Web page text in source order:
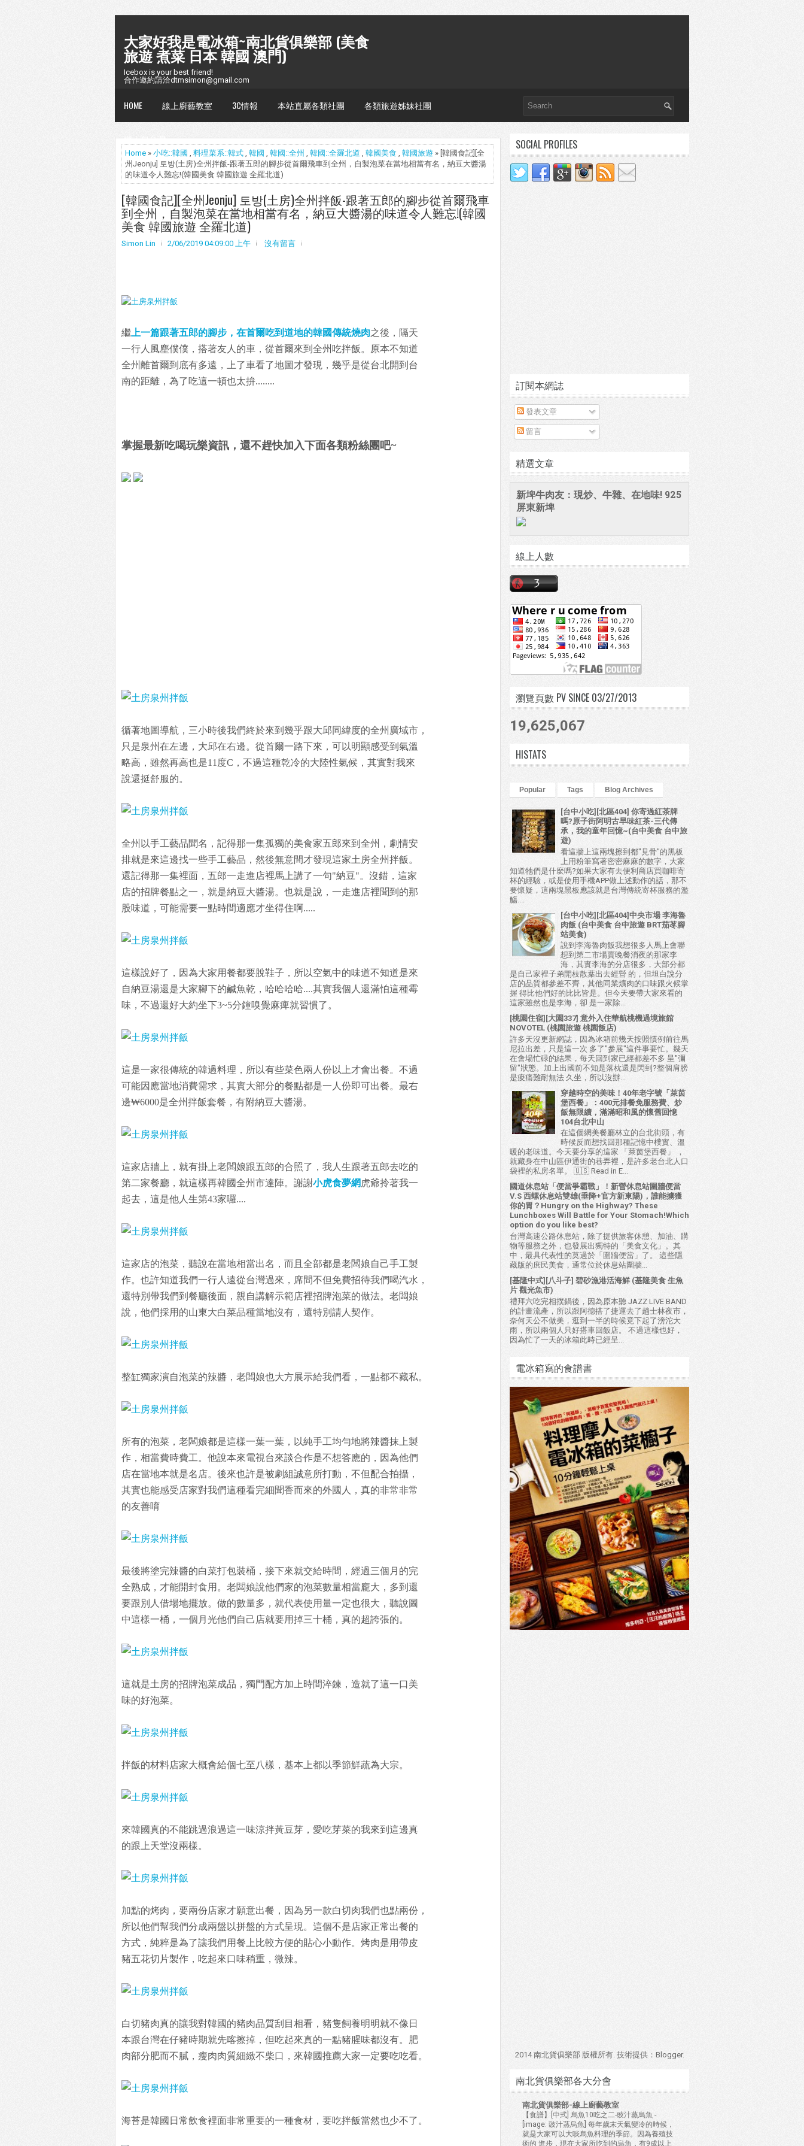
大家好我是電冰箱~南北貨俱樂部 (美食
旅遊 煮菜 日本 韓國 澳門)
Icebox is your best friend!
合作邀約請洽dtmsimon@gmail.com
HOME 線上廚藝教室 3C情報 本站直屬各類社團 各類旅遊姊妹社團
懶人包台灣
Home » 小吃::韓國 , 料理菜系::韓式 , 韓國 , 韓國::全州 , 韓國::全羅北道 , 韓國美食 , 韓國旅遊 » [韓國食記][全
州Jeonju] 토방(土房)全州拌飯-跟著五郎的腳步從首爾飛車到全州，自製泡菜在當地相當有名，納豆大醬湯
的味道令人難忘!(韓國美食 韓國旅遊 全羅北道)
[韓國食記][全州Jeonju] 토방(土房)全州拌飯-跟著五郎的腳步從首爾飛車
到全州，自製泡菜在當地相當有名，納豆大醬湯的味道令人難忘!(韓國
美食 韓國旅遊 全羅北道)
Simon Lin 2/06/2019 04:09:00 上午 沒有留言
繼 上一篇跟著五郎的腳步，在首爾吃到道地的韓國傳統燒肉之後，隔天
一行人風塵僕僕，搭著友人的車，從首爾來到全州吃拌飯。原本不知道
全州離首爾到底有多遠，上了車看了地圖才發現，幾乎是從台北開到台
南的距離，為了吃這一頓也太拚........
掌握最新吃喝玩樂資訊，還不趕快加入下面各類粉絲團吧~
循著地圖導航，三小時後我們終於來到幾乎跟大邱同緯度的全州廣域市，
只是泉州在左邊，大邱在右邊。從首爾一路下來，可以明顯感受到氣溫
略高，雖然再高也是11度C，不過這種乾冷的大陸性氣候，其實對我來
說還挺舒服的。
全州以手工藝品聞名，記得那一集孤獨的美食家五郎來到全州，劇情安
排就是來這邊找一些手工藝品，然後無意間才發現這家土房全州拌飯。
還記得那一集裡面，五郎一走進店裡馬上講了一句"納豆"。沒錯，這家
店的招牌餐點之一，就是納豆大醬湯。也就是說，一走進店裡聞到的那
股味道，可能需要一點時間適應才坐得住啊.....
這樣說好了，因為大家用餐都要脫鞋子，所以空氣中的味道不知道是來
自納豆湯還是大家腳下的鹹魚乾，哈哈哈哈....其實我個人還滿怕這種霉
味，不過還好大約坐下3~5分鐘嗅覺麻痺就習慣了。
這是一家很傳統的韓過料理，所以有些菜色兩人份以上才會出餐。不過
可能因應當地消費需求，其實大部分的餐點都是一人份即可出餐。最右
邊₩6000是全州拌飯套餐，有附納豆大醬湯。
這家店牆上，就有掛上老闆娘跟五郎的合照了，我人生跟著五郎去吃的
第二家餐廳，就這樣再韓國全州市達陣。謝謝小虎食夢網 虎爺拎著我一
起去，這是他人生第43家囉....
這家店的泡菜，聽說在當地相當出名，而且全部都是老闆娘自己手工製
作。也許知道我們一行人遠從台灣過來，席間不但免費招待我們喝汽水，
還特別帶我們到餐廳後面，親自講解示範店裡招牌泡菜的做法。老闆娘
說，他們採用的山東大白菜品種當地沒有，還特別請人契作。
整缸獨家演自泡菜的辣醬，老闆娘也大方展示給我們看，一點都不藏私。
所有的泡菜，老闆娘都是這樣一葉一葉，以純手工均勻地將辣醬抹上製
作，相當費時費工。他說本來電視台來談合作是不想答應的，因為他們
店在當地本就是名店。後來也許是被劇組誠意所打動，不但配合拍攝，
其實也能感受店家對我們這種看完細聞香而來的外國人，真的非常非常
的友善唷
最後將塗完辣醬的白菜打包裝桶，接下來就交給時間，經過三個月的完
全熟成，才能開封食用。老闆娘說他們家的泡菜數量相當龐大，多到還
要跟別人借場地擺放。做的數量多，就代表使用量一定也很大，聽說圖
中這樣一桶，一個月光他們自己店就要用掉三十桶，真的超誇張的。
這就是土房的招牌泡菜成品，獨門配方加上時間淬鍊，造就了這一口美
味的好泡菜。
拌飯的材料店家大概會給個七至八樣，基本上都以季節鮮蔬為大宗。
來韓國真的不能跳過浪過這一味涼拌黃豆芽，愛吃芽菜的我來到這邊真
的跟上天堂沒兩樣。
加點的烤肉，要兩份店家才願意出餐，因為另一款白切肉我們也點兩份，
所以他們幫我們分成兩盤以拼盤的方式呈現。這個不是店家正常出餐的
方式，純粹是為了讓我們用餐上比較方便的貼心小動作。烤肉是用帶皮
豬五花切片製作，吃起來口味稍重，微辣。
白切豬肉真的讓我對韓國的豬肉品質刮目相看，豬隻飼養明明就不像日
本跟台灣在仔豬時期就先喀擦掉，但吃起來真的一點豬腥味都沒有。肥
肉部分肥而不膩，瘦肉肉質細緻不柴口，來韓國推薦大家一定要吃吃看。
海苔是韓國日常飲食裡面非常重要的一種食材，要吃拌飯當然也少不了。
SOCIAL PROFILES
訂閱本網誌
發表文章
留言
精選文章
新埤牛肉友：現炒、牛雜、在地味! 925
屏東新埤
線上人數
瀏覽頁數 PV SINCE 03/27/2013
19,625,067
HISTATS
Popular Tags Blog Archives
[台中小吃][北區404] 你寄過紅茶牌
嗎?原子街阿明古早味紅茶-三代傳
承，我的童年回憶~(台中美食 台中旅
遊)
看這牆上這兩塊擦到都"見骨"的黑板
上用粉筆寫著密密麻麻的數字，大家
知道牠們是什麼嗎?如果大家有去便利商店買咖啡寄
杯的經驗，或是使用手機APP做上述動作的話，那不
要懷疑，這兩塊黑板應該就是台灣傳統寄杯服務的濫
觴....
[台中小吃][北區404]中央市場 李海魯
肉飯 (台中美食 台中旅遊 BRT茄苳腳
站美食)
說到李海魯肉飯我想很多人馬上會聯
想到第二市場賣晚餐消夜的那家李
海，其實李海的分店很多，大部分都
是自己家裡子弟開枝散葉出去經營 的，但坦白說分
店的品質都參差不齊，其他同業爌肉的口味跟火候掌
握 得比他們好的比比皆是。但今天要帶大家來看的
這家雖然也是李海，卻 是一家除...
[桃園住宿][大園337] 意外入住華航桃機過境旅館
NOVOTEL (桃園旅遊 桃園飯店)
許多天沒更新網誌，因為冰箱前幾天按照慣例前往馬
尼拉出差，只是這一次 多了"參展"這件事要忙。幾天
在會場忙碌的結果，每天回到家已經都差不多 呈"彌
留"狀態。加上出國前不知是落枕還是閃到?整個肩膀
是痠痛難耐無法 久坐，所以沒辦...
穿越時空的美味！40年老字號「萊茵
堡西餐」：400元排餐免服務費、炒
飯無限續，滿滿昭和風的懷舊回憶
104台北中山
在這個網美餐廳林立的台北街頭，有
時候反而想找回那種記憶中樸實、溫
暖的老味道。今天要分享的這家 「萊茵堡西餐」 ，
就藏身在中山區伊通街的巷弄裡，是許多老台北人口
袋裡的私房名單。 🇺🇸 Read in E...
國道休息站「便當爭霸戰」！新營休息站圍牆便當
V.S 西螺休息站雙雄(垂降+官方新東陽)，誰能擄獲
你的胃？Hungry on the Highway? These
Lunchboxes Will Battle for Your Stomach!Which
option do you like best?
台灣高速公路休息站，除了提供旅客休憩、加油、購
物等服務之外，也發展出獨特的「美食文化」。其
中，最具代表性的莫過於「圍牆便當」了。 這些隱
藏版的庶民美食，通常位於休息站圍牆...
[基隆中式][八斗子] 碧砂漁港活海鮮 (基隆美食 生魚
片 觀光魚市)
禮拜六吃完相撲鍋後，因為原本聽 JAZZ LIVE BAND
的計畫流產，所以跟阿德搭了捷運去了趟士林夜市，
奈何天公不做美，逛到一半的時候竟下起了滂沱大
雨，所以兩個人只好搭車回飯店。 不過這樣也好，
因為忙了一天的冰箱此時已經呈...
電冰箱寫的食譜書
2014 南北貨俱樂部 版權所有. 技術提供： Blogger.
南北貨俱樂部各大分會
南北貨俱樂部-線上廚藝教室
【食譜】[中式] 烏魚10吃之二-豉汁蒸烏魚 -
[image: 豉汁蒸烏魚] 每年歲末天氣變冷的時候，
就是大家可以大啖烏魚料理的季節。因為養殖技
術的 進步，現在大家所吃到的烏魚，有9成以上